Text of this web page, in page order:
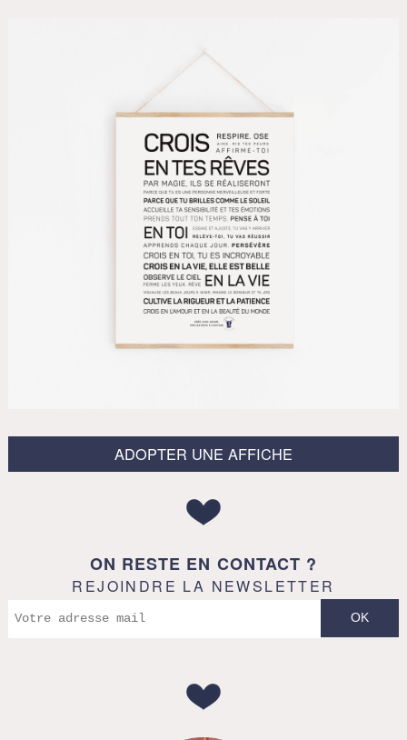
ADOPTER UNE AFFICHE
ON RESTE EN CONTACT ?
REJOINDRE LA NEWSLETTER